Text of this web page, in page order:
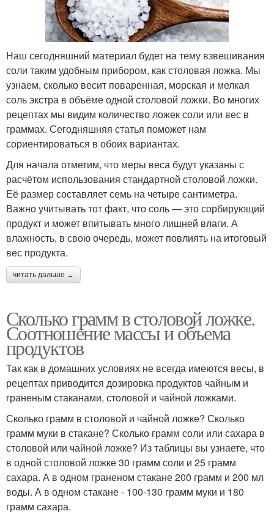
Наш сегодняшний материал будет на тему взвешивания
соли таким удобным прибором, как столовая ложка. Мы
узнаем, сколько весит поваренная, морская и мелкая
соль экстра в объёме одной столовой ложки. Во многих
рецептах мы видим количество ложек соли или вес в
граммах. Сегодняшняя статья поможет нам
сориентироваться в обоих вариантах.
Для начала отметим, что меры веса будут указаны с
расчётом использования стандартной столовой ложки.
Её размер составляет семь на четыре сантиметра.
Важно учитывать тот факт, что соль — это сорбирующий
продукт и может впитывать много лишней влаги. А
влажность, в свою очередь, может повлиять на итоговый
вес продукта.
читать дальше →
Сколько грамм в столовой ложке.
Соотношение массы и объема
продуктов
Так как в домашних условиях не всегда имеются весы, в
рецептах приводится дозировка продуктов чайным и
граненым стаканами, столовой и чайной ложками.
Сколько грамм в столовой и чайной ложке? Сколько
грамм муки в стакане? Сколько грамм соли или сахара в
столовой или чайной ложке? Из таблицы вы узнаете, что
в одной столовой ложке 30 грамм соли и 25 грамм
сахара. А в одном граненом стакане 200 грамм и 200 мл
воды. А в одном стакане - 100-130 грамм муки и 180
грамм сахара.